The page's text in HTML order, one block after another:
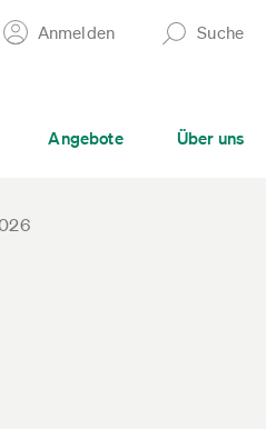
Anmelden Suche
Angebote Über uns